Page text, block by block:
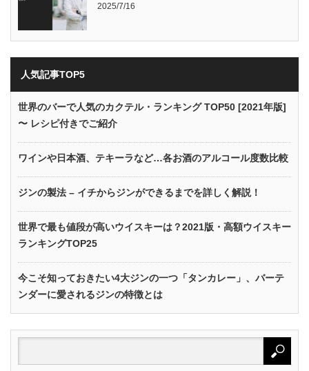
2025/7/16
人気記事TOP5
世界のバーで人気のカクテル・ランキング TOP50 [2021年版]
〜 レシピ付きでご紹介
ワインや日本酒、テキーラなど…各お酒のアルコール度数比較
ジンの製法 – イチからジンができるまでを詳しく解説！
世界で最も値段が高いウイスキーは？2021版・高額ウイスキー
ランキングTOP25
今こそ知っておきたい4大ジンの一つ「タンカレー」、バーテ
ンダーに愛されるジンの特徴とは